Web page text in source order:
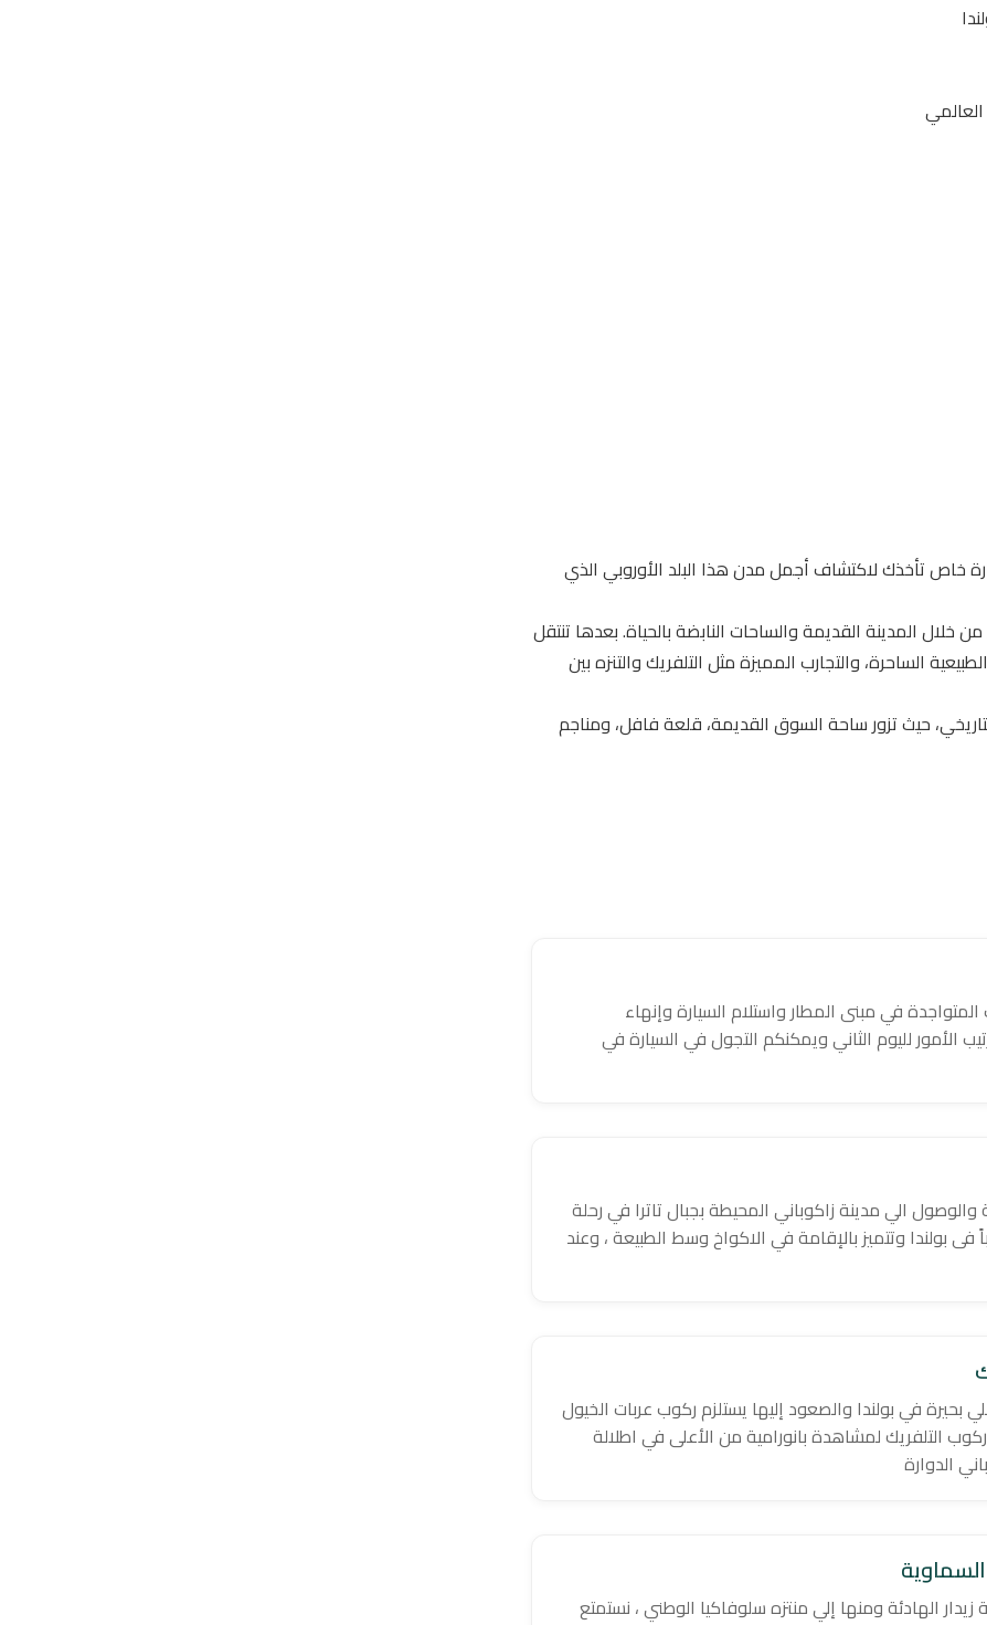
مع سيارة خاص تأخذك لاكتشاف أجمل مدن هذا البلد الأوروبي الذي
خلال المدينة القديمة والساحات النابضة بالحياة. بعدها تنتقل
الساحرة، والتجارب المميزة مثل التلفريك والتنزه بين
حيث تزور ساحة السوق القديمة، قلعة فافل، ومناجم
في مبنى المطار واستلام السيارة وإنهاء
الأمور لليوم الثاني ويمكنكم التجول في السيارة في
والوصول الي مدينة زاكوباني المحيطة بجبال تاترا في رحلة
طلباً فى بولندا وتتميز بالإقامة في الاكواخ وسط الطبيعة ، وعند
بحيرة في بولندا والصعود إليها يستلزم ركوب عربات الخيول
التلفريك لمشاهدة بانورامية من الأعلى في اطلالة
الدوارة
زيدار الهادئة ومنها إلي منتزه سلوفاكيا الوطني ، نستمتع